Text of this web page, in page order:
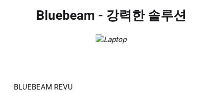
Bluebeam - 강력한 솔루션
BLUEBEAM REVU